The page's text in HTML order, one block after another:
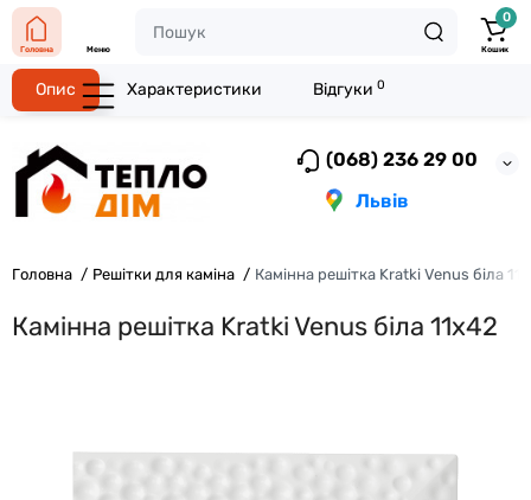
(068) 236 29 00
Львів
Головна Меню
0
Кошик
Головна Решітки для каміна Камінна решітка Kratki Venus біла
Камінна решітка Kratki Venus біла 11x42
Опис Характеристики Відгуки 0